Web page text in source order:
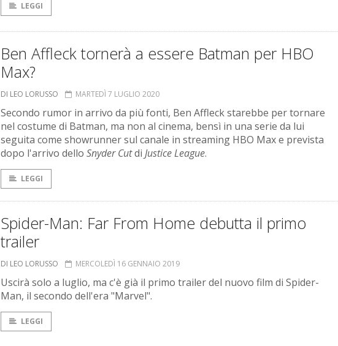
LEGGI
Ben Affleck tornerà a essere Batman per HBO
Max?
DI LEO LORUSSO MARTEDÌ 7 LUGLIO 2020
Secondo rumor in arrivo da più fonti, Ben Affleck starebbe per tornare
nel costume di Batman, ma non al cinema, bensì in una serie da lui
seguita come showrunner sul canale in streaming HBO Max e prevista
dopo l'arrivo dello Snyder Cutdi Justice League.
LEGGI
Spider-Man: Far From Home debutta il primo
trailer
DI LEO LORUSSO MERCOLEDÌ 16 GENNAIO 2019
Uscirà solo a luglio, ma c'è già il primo trailer del nuovo film di Spider-
Man, il secondo dell'era "Marvel".
LEGGI